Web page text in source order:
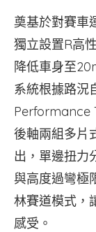
奠基於對賽車
獨立設置R高
降低車身至
系統根據路況
Performance
後軸兩組多片
出，單邊扭力
與高度過彎極
林賽道模式，
感受。